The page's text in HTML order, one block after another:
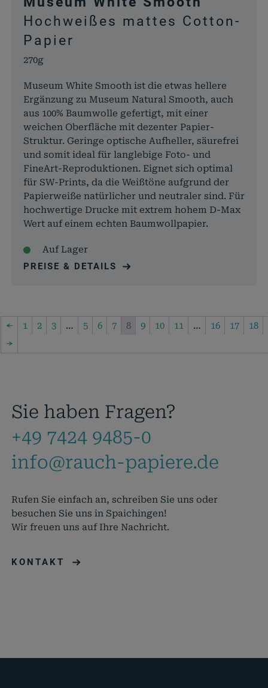
Hochweißes mattes Cotton-
Papier
270g
Museum White Smooth ist die etwas hellere
Ergänzung zu Museum Natural Smooth, auch
aus 100% Baumwolle gefertigt, mit einer
weichen Oberfläche mit dezenter Papier-
Struktur. Geringe optische Aufheller, säurefrei
und somit ideal für langlebige Foto- und
FineArt-Reproduktionen. Eignet sich optimal
für SW-Prints, da die Weißtöne aufgrund der
Papierweiße natürlicher und neutraler sind. Für
hochwertige Drucke mit extrem hohem D-Max
Wert auf einem echten Baumwollpapier.
Auf Lager
PREISE & DETAILS
← 1 2 3 … 5 6 7 8 9 10 11 … 16 17
18
→
Sie haben Fragen?
+49 7424 9485-0
info@rauch-papiere.de
Rufen Sie einfach an, schreiben Sie uns oder
besuchen Sie uns in Spaichingen!
Wir freuen uns auf Ihre Nachricht.
KONTAKT